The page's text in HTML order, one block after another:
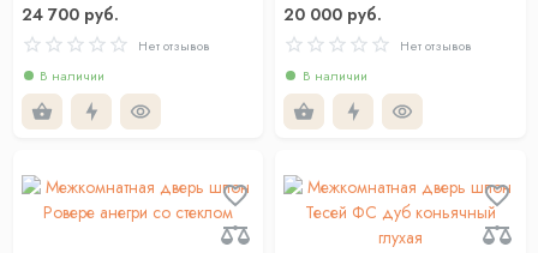
24 700 руб.
Нет отзывов
В наличии
20 000 руб.
Нет отзывов
В наличии